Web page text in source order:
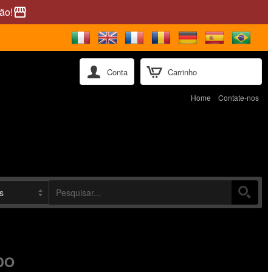
storefront
Carrinho
Conta
Home Contate-nos